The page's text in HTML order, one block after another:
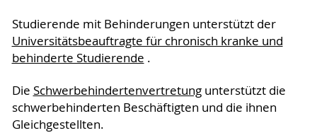
Studierende mit Behinderungen unterstützt der
Universitätsbeauftragte für chronisch kranke und
behinderte Studierende .
Die Schwerbehindertenvertretungunterstützt die
schwerbehinderten Beschäftigten und die ihnen
Gleichgestellten.